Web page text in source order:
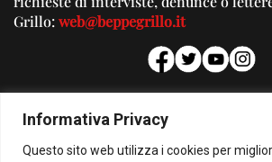
Informativa Privacy
Questo sito web utilizza i cookies per
Grillo:web@beppegrillo.it
Per la tua